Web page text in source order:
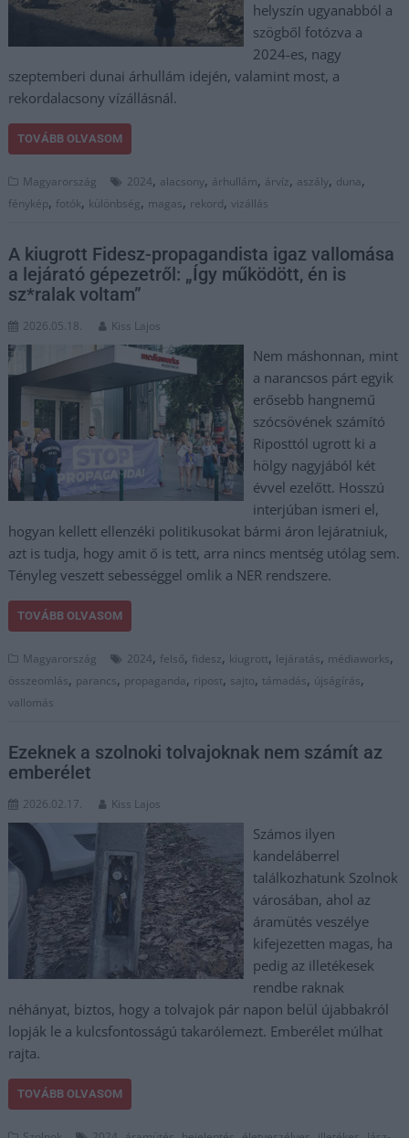
helyszín ugyanabból a
szögből fotózva a
2024-es, nagy
szeptemberi dunai árhullám idején, valamint most, a
rekordalacsony vízállásnál.
TOVÁBB OLVASOM
Magyarország 2024, alacsony, árhullám, árvíz, aszály, duna,
fénykép, fotók, különbség, magas, rekord,vizállás
A kiugrott Fidesz-propagandista igaz vallomása
a lejárató gépezetről: „Így működött, én is
sz*ralak voltam”
2026.05.18. Kiss Lajos
Nem máshonnan, mint
a narancsos párt egyik
erősebb hangnemű
szócsövének számító
Riposttól ugrott ki a
hölgy nagyjából két
évvel ezelőtt. Hosszú
interjúban ismeri el,
hogyan kellett ellenzéki politikusokat bármi áron lejáratniuk,
azt is tudja, hogy amit ő is tett, arra nincs mentség utólag sem.
Tényleg veszett sebességgel omlik a NER rendszere.
TOVÁBB OLVASOM
Magyarország 2024, felső, fidesz, kiugrott, lejáratás, médiaworks,
összeomlás, parancs, propaganda, ripost, sajto, támadás, újságírás,
vallomás
Ezeknek a szolnoki tolvajoknak nem számít az
emberélet
2026.02.17. Kiss Lajos
Számos ilyen
kandeláberrel
találkozhatunk Szolnok
városában, ahol az
áramütés veszélye
kifejezetten magas, ha
pedig az illetékesek
rendbe raknak
néhányat, biztos, hogy a tolvajok pár napon belül újabbakról
lopják le a kulcsfontosságú takarólemezt. Emberélet múlhat
rajta.
TOVÁBB OLVASOM